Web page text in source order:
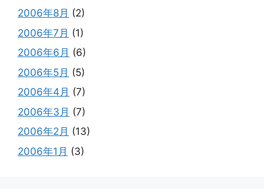
2006年8月 (2)
2006年7月 (1)
2006年6月 (6)
2006年5月 (5)
2006年4月 (7)
2006年3月 (7)
2006年2月 (13)
2006年1月 (3)